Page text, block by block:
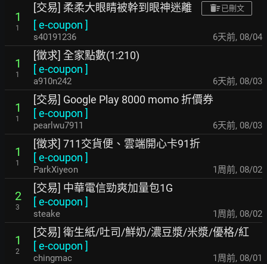
1
1
[交易] 柔柔大眼睛被幹到眼神迷離 已刪文
[e-coupon ]
s40191236 6天前, 08/04
1
1
[徵求] 全家點數(1:210)
[e-coupon ]
a910n242 6天前, 08/03
1
1
[交易] Google Play 8000 momo 折價券
[e-coupon ]
pearlwu7911 6天前, 08/03
1
1
[徵求] 711交貨便、雲端開心卡91折
[e-coupon ]
ParkXiyeon 1周前, 08/02
2
3
[交易] 中華電信勁爽加量包1G
[e-coupon ]
steake 1周前, 08/02
1
2
[交易] 衛生紙/吐司/鮮奶/濃豆漿/米漿/優格/紅
[e-coupon ]
chingmac 1周前, 08/01